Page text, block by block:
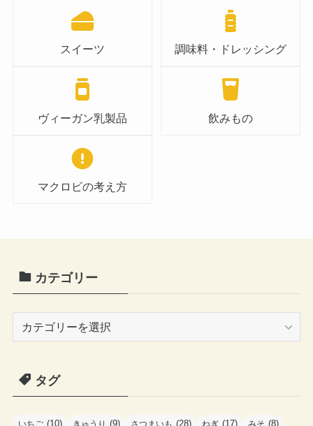
スイーツ 調味料・ドレッシング
ヴィーガン乳製品 飲みもの
マクロビの考え方
カテゴリー
タグ
(10) (9) (28) (17) (8)